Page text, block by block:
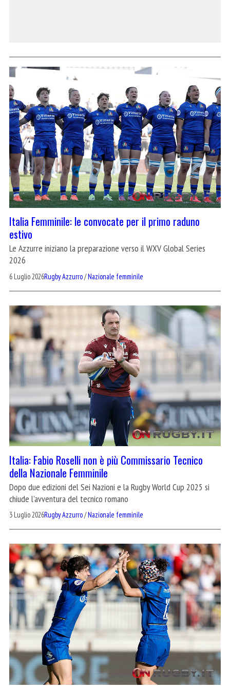
Italia Femminile: le convocate per il primo raduno
estivo
Le Azzurre iniziano la preparazione verso il WXV Global Series
2026
6 Luglio 2026Rugby Azzurro/Nazionale femminile
Italia: Fabio Roselli non è più Commissario Tecnico
della Nazionale Femminile
Dopo due edizioni del Sei Nazioni e la Rugby World Cup 2025 si
chiude l'avventura del tecnico romano
3 Luglio 2026Rugby Azzurro/Nazionale femminile